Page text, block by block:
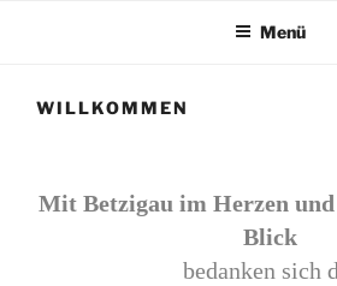
Menü
WILLKOMMEN
Mit Betzigau im Herzen
Blick
bedanken sich